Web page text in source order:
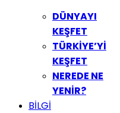
DÜNYAYI
KEŞFET
TÜRKİYE’Yİ
KEŞFET
NEREDE NE
YENİR?
BİLGİ